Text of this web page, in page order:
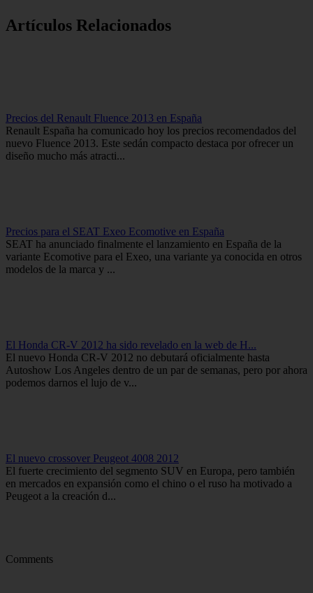
Artículos Relacionados
Precios del Renault Fluence 2013 en España
Renault España ha comunicado hoy los precios recomendados del
nuevo Fluence 2013. Este sedán compacto destaca por ofrecer un
diseño mucho más atracti...
Precios para el SEAT Exeo Ecomotive en España
SEAT ha anunciado finalmente el lanzamiento en España de la
variante Ecomotive para el Exeo, una variante ya conocida en otros
modelos de la marca y ...
El Honda CR-V 2012 ha sido revelado en la web de H...
El nuevo Honda CR-V 2012 no debutará oficialmente hasta
Autoshow Los Angeles dentro de un par de semanas, pero por ahora
podemos darnos el lujo de v...
El nuevo crossover Peugeot 4008 2012
El fuerte crecimiento del segmento SUV en Europa, pero también
en mercados en expansión como el chino o el ruso ha motivado a
Peugeot a la creación d...
Comments